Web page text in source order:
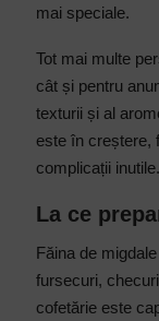
mai speciale.
Tot mai multe
cât și pentru
texturii și al
este în creștere,
complicații inutile.
La ce
Făina de
fursecuri,
cofetărie este